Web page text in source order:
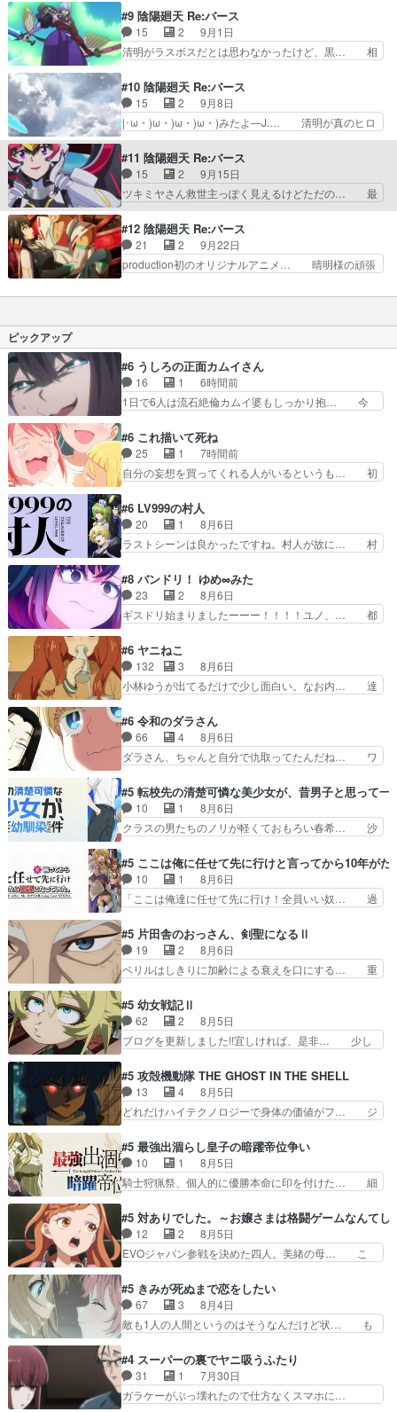
た物が平行世界の… このまま俺の予想を裏切り続
ければ今年一番… 最終話への道筋が見えてくる謎
明かし回で中…
ら来ていた事、なぜ平安京へ… ツキミヤは晴明の
行う世界蟲毒を阻止する為… 月から来た..1000年
先の月面都市の住… 転生宗主の覇道譚〜すべてを
呑み込むサカナ… ツキミヤのカミングアウトから
了。プリクラ… 時間遡行する前のツキミヤさん
onmyo_… ツキミヤさんが千年後の月から晴明の
企みを…
#9 陰陽廻天 Re:バース
15 2
9月1日
清明がラスボスだとは思わなかったけど、黒… 相
ω・)ω・)ω・)ω・)みたよ―J.… 玄武塔で晴明と
対峙するタケルだが、信に闇… タケルVS晴明、
魂のタイマン！！」男二人… アルティメット晴明
との決戦かと思いきや、… 転生宗主の覇道譚〜す
ロイン)が真の黒… 闇薫のような煙が..闇薫突然発
生してたの… ここ数話は急展開からの急展開ラス
ボス候補…
#10 陰陽廻天 Re:バース
15 2
9月8日
|･ω・)ω・)ω・)ω・)みたよ―J.… 清明が真のヒロ
インだったどう収拾つけるの… タケルが次に目覚
めた世界はすでに滅亡へと… 既に決着ついてる世
界も見せてくる 未来見… ツキミヤさん、ほんと
に悪役だった…笑真礼… どんでん返しに次ぐどん
でん返ししで、回を… 晴明、千年の時の彼方で」
み..敗北した… なんか重い展開になってきたなｗ
ツキミヤさ… どうあがいても洪水。さらっと平行
世界作っ…
#11 陰陽廻天 Re:バース
15 2
9月15日
ツキミヤさん救世主っぽく見えるけどただの… 最
後の世界は最初からクライマックスだけど… |･
ω・)ω・)ω・)ω・)みたよ―J.… 電祇平安京、最
終決戦!!」転生したら第七… ツキミヤは世界蟲毒
の秘密を人々に暴露し晴… 電祇平安京、最終決
戦！！」歴史改変の問題… 真礼ノリノリで真っ黒
#12 陰陽廻天 Re:バース
21 2
9月22日
production初のオリジナルアニメ… 晴明様の頑張
譚〜すべてを呑み込むサカナ… なんとか1クール
ω・)ω・)ω・)ω・)みたよ―J.… 大時鳥の位置を
事に大時鳥を倒して終わっ… 100000000000点ニ
チアサでも良… この世界線のヒネズミは拘束され
てなかった… ながら見にしていたので雑感全体的
に王道の…
ピックアップ
#6 うしろの正面カムイさん
16 1
6時間前
1日で6人は流石絶倫カムイ婆もしっかり抱… 今
の霊カモみたいになってるよねwジェッ… 今回は
いつもと違って霊が大人しいなと思っ… 最後にカ
ムイさんを怪異と見間違え叫んでお… 交通系悪霊
除霊ツアー編！どっちが悪かよく… よく見ないと
ブに出かけたシヅカは、ズブ… 15分アニメで計
14体の最多成仏回ジェッ… 元々ひどい（褒め言
葉）作品だけど６話はよ…
#6 これ描いて死ね
25 1
7時間前
自分の妄想を買ってくれる人がいるというも… 初
て本が売れた喜びように貰い泣き。隣の… コミテ
ィア開幕前でひちしきり受ける^^先…
「SEDESUのコミPo!日記」#496… 情熱の結晶が
受け入れられる時。望外の喜び… てっしーの過去
入るからより一層感動する… てっしーの過去が入
るからより一層感動する… てっしーの過去が入る
からより一層感動する…
#6 LV999の村人
20 1
8月6日
ラストシーンは良かったですね。村人が故に… 村
スと10年後に結婚の約束をした鏡ずっ… カジノ
スタッフ募集するも集まらない更に追… 王命でク
ルルの監視をすることになったデビ… 最強の村
人・鏡との出会いで少しは変わった… やはり何か
への恨みは根深そうやね姫を舐… 新キャラが登場
早々変態扱いされてる件。タ… まだまだお元気そ
うなお声で……不意打ち過…
#8 バンドリ！ ゆめ∞みた
23 2
8月6日
ギスドリ始まりましたーーー！！！！ユノ、… 都
復を見守っていかないと、ですね！！み… 開幕聞
き取りスタッフに定治いなかった？ま… ののちゃ
んのお手当てはお節介だったりする… ビオラの立
ち回り害悪すぎるお近づきの印が… ・律っちゃん
一難、律がビオラの呪縛から… 「私はあなたが嫌
いなんです」「バンドやめ… 何が起きているの
か！？次週、みゅーたいぷ…
#6 ヤニねこ
132 3
8月6日
小林ゆうが出てるだけで少し面白い。なお内… 達
マドンってなんなん！？人見知りっぽい… なんな
ら下ネタ0じゃなかったかこんな回が… 他のエピ
ソードに対してマイルドな回だった… 今回はだい
ぶある程度抑えてる？w感じな気… アルねこ、そ
ていたゴキブリ死んでるGP… アルねこ危険です
よね。健康的な面で··江… 酔い潰れ行き着いた江
ノ島で、朝日を眺めな…
#6 令和のダラさん
66 4
8月6日
ダラさん、ちゃんと自分で仇取ってたんだね… ワ
ットに憧れてビーム撃ちたいと…そうい… 余りに
も凄惨なダラさんの過去ダラさんの６… 過去編は
これで一区切りかなギャグも面白い… ガンガガン
♪薫がなんかしっかり歌ってロマ… 姉巫女の誤
日頃からガンガン言うてないで… このアニメはど
こに行くのだろう、面白すぎ… 姉のした事はただ
単に一族を絶滅させただけ…
#5 転校先の清楚可憐な美少女が、昔男子と思って一
10 1
8月6日
クラスの男たちのノリが軽くておもろい春希… 沙
もちゃんが透けブラしててびっくりして… レベル
のキャラが登場。相変わらず顔や体の… 隼人が春
希の級友を巻き込んだイジりに動じ… 第５話を
U-NEXTで視聴しました。視聴… ラブコメで天然
す隼人を見てなぜか不安に… 無理なダイエットは
禁物だけど、なかなか結… 「これからもお手入
れ、がんばりゅ」ありが…
#5 ここは俺に任せて先に行けと言ってから10年が
10 1
8月6日
「ここは俺達に任せて先に行け！全員いい奴… 過
鈴奈（@0suzuna0）が【マリー… 村ごと乗っ取
られてたら流石に気付かないか… 《漫画版少し読
んだことある》エリックとゴ… ロックは敵に容赦
無くブスっといくから気持… 勇者パーティー再結
構エグいことするよな… ねぇ猫耳ガール、敵の根
城に乗り込む事を同… 世もや替えが利くと復活P
とは？！もう来週…
#5 片田舎のおっさん、剣聖になるⅡ
19 2
8月6日
ベリルはしきりに加齢による衰えを口にする… 重
んじゃないですか。魔物の群を発見した… アマプ
ラにて視聴終わり！サーベルボア討伐… を言い訳
にしたくないものですねwボア狩り… 先生として
のベリルが好きだけど、今回みた… 4人だけでサ
ーベルボアが暴れてると聞い… ちょっと年齢の事
を言いすぎとゆーか言い訳… ベリルの母もやはり
只者じゃなかったかベリ…
#5 幼女戦記Ⅱ
62 2
8月5日
ブログを更新しました!!宜しければ、是非… 少し
ゥーアの唯一の手駒が強すぎる笑あお… 私にとっ
て完全にご褒美回ゼー様の葉巻シー… やはりター
ニャが後方指揮だと展開に迫力が… “貧乏籤百連
無料ガチャ”100連でも1回… 2期入ってから地味
ばならぬ」って言葉に… ゼートゥーア左遷によっ
て参謀本部の連携が… 緊張感ある戦闘描写とギャ
グ今週の『有能な…
#5 攻殻機動隊 THE GHOST IN THE SHELL
13 4
8月5日
どれだけハイテクノロジーで身体の価値がフ… ジ
コマだいぶ理性持ち始めた。この世界の… 原作読
んだのもう何年も前なのに、覚えてる… コイルの
汚職を突き止めるべくバトーの指導… やまとん1
号はどこの部分で使うのだろう？… 日本とロシア
primevideoで視聴しまし… 前回同様『イノセン
ス』を含む押井・神山版… 第５話「EPISODEラ
ストの母親の気持…
#5 最強出涸らし皇子の暗躍帝位争い
10 1
8月5日
騎士狩猟祭、個人的に優勝本命に印を付けた… 細
ナがチートすぎる笑アルは最初から自分… プラネ
ット・ウィズ展開アツいな「騎士狩猟… 麦茶どこ
ろかタイトル通り麦茶の出涸らしぐ… 第５話を
ABEMAで視聴しました。視聴に… 復讐に燃える
が“萌え”なのでこの娘が皇帝… ウサギ好きそうな
王女殿下がかわいい。幼馴… ついに始まった狩猟
祭。エルナの活躍で上位…
#5 対ありでした。～お嬢さまは格闘ゲームなんてし
12 2
8月5日
EVOジャパン参戦を決めた四人。美緒の母… こ
目は気品溢れてるのに中身は…美緒ママ… テー
マ：格ゲー大会に行くには？感想は、美… 大会を
前に格ゲー熱が高まる一方、百合の本… 東京で開
催される格ゲー大会に参加すること… Japanに向
めに東京へ!/でも観光よ… 旅の支度全部やってく
れる先輩、なんだかん… 第５話をｄアニメストア
で視聴しました。視…
#5 きみが死ぬまで恋をしたい
67 3
8月4日
敵も1人の人間というのはそうなんだけど状… も
を人間に戻して欲しいでも自分達が代わ… ご視聴
ありがとうございました見るたびに切… 誰かと思
ったらちゅー先輩か。しれっと相方… 第５話感
想：コ□した相手にも家族や…､戦… つらい回
#4 スーパーの裏でヤニ吸うふたり
31 1
7月30日
ガラケーがぶっ壊れたので仕方なくスマホに…